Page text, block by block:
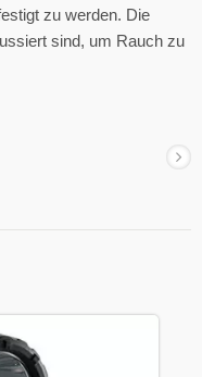
zu werden. Die
sind, um Rauch zu